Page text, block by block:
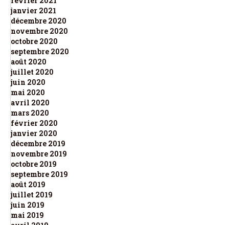
janvier 2021
décembre 2020
novembre 2020
octobre 2020
septembre 2020
août 2020
juillet 2020
juin 2020
mai 2020
avril 2020
mars 2020
février 2020
janvier 2020
décembre 2019
novembre 2019
octobre 2019
septembre 2019
août 2019
juillet 2019
juin 2019
mai 2019